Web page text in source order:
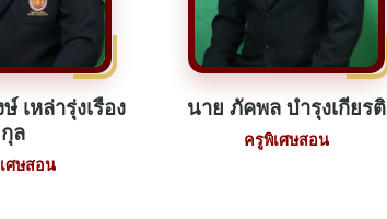
เหล่ารุ่งเรือง
กุล
ศษสอน
นาย ภัคพล บำรุงเกียรติ
ครูพิเศษสอน